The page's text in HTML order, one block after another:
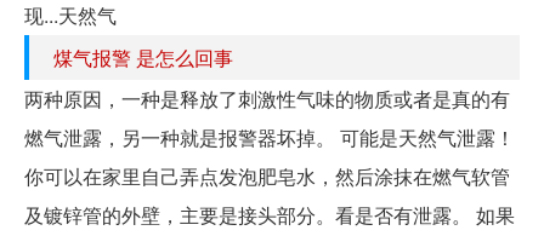
现...天然气
煤气报警 是怎么回事
两种原因，一种是释放了刺激性气味的物质或者是真的有
燃气泄露，另一种就是报警器坏掉。 可能是天然气泄露！
你可以在家里自己弄点发泡肥皂水，然后涂抹在燃气软管
及镀锌管的外壁，主要是接头部分。看是否有泄露。 如果